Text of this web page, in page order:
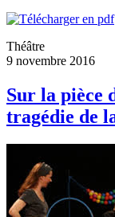
Théâtre
9 novembre 2016
Sur la pièce
tragédie de